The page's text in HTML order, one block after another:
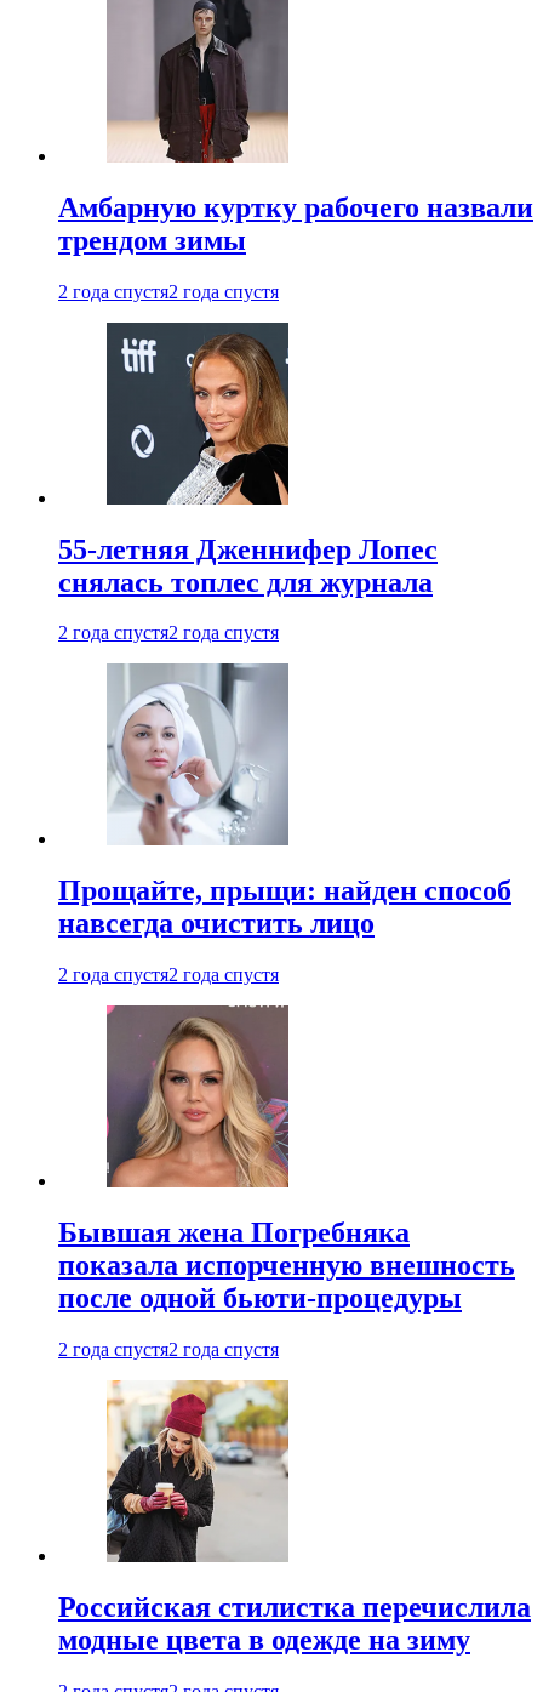
Амбарную куртку рабочего назвали
трендом зимы
2 года спустя2 года спустя
55-летняя Дженнифер Лопес
снялась топлес для журнала
2 года спустя2 года спустя
Прощайте, прыщи: найден способ
навсегда очистить лицо
2 года спустя2 года спустя
Бывшая жена Погребняка
показала испорченную внешность
после одной бьюти-процедуры
2 года спустя2 года спустя
Российская стилистка перечислила
модные цвета в одежде на зиму